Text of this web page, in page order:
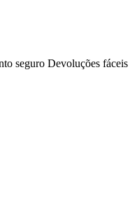
seguro Devoluções fáceis